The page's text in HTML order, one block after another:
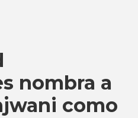
nombra a
como